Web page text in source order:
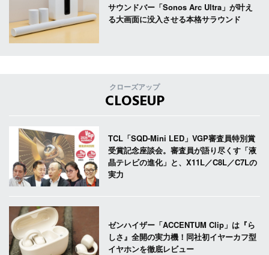
サウンドバー「Sonos Arc Ultra」が叶え
る大画面に没入させる本格サラウンド
クローズアップ
CLOSEUP
TCL「SQD-Mini LED」VGP審査員特別賞
受賞記念座談会。審査員が語り尽くす「液
晶テレビの進化」と、X11L／C8L／C7Lの
実力
ゼンハイザー「ACCENTUM Clip」は『ら
しさ』全開の実力機！同社初イヤーカフ型
イヤホンを徹底レビュー